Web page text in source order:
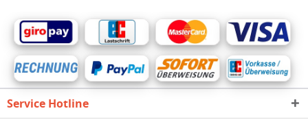
Service Hotline